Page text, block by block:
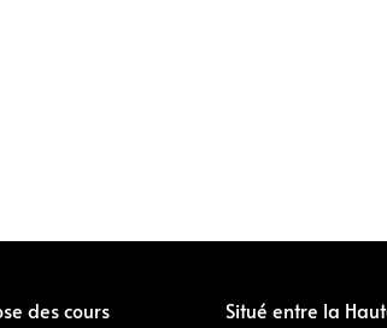
des cours
Situé entre la